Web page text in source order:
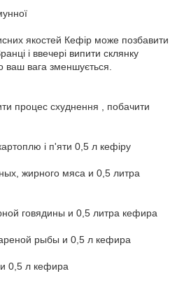
якостей Кефір може позбавити
і ввечері випити склянку
ваш вага зменшується.
процес схуднення , побачити
і п'яти 0,5 л кефіру
жирного мяса и 0,5 литра
говядины и 0,5 литра кефира
рыбы и 0,5 л кефира
0,5 л кефира